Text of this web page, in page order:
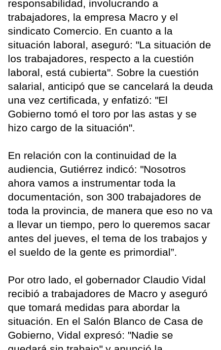
responsabilidad, involucrando a
trabajadores, la empresa Macro y el
sindicato Comercio. En cuanto a la
situación laboral, aseguró: "La situación de
los trabajadores, respecto a la cuestión
laboral, está cubierta". Sobre la cuestión
salarial, anticipó que se cancelará la deuda
una vez certificada, y enfatizó: "El
Gobierno tomó el toro por las astas y se
hizo cargo de la situación".
En relación con la continuidad de la
audiencia, Gutiérrez indicó: "Nosotros
ahora vamos a instrumentar toda la
documentación, son 300 trabajadores de
toda la provincia, de manera que eso no va
a llevar un tiempo, pero lo queremos sacar
antes del jueves, el tema de los trabajos y
el sueldo de la gente es primordial”.
Por otro lado, el gobernador Claudio Vidal
recibió a trabajadores de Macro y aseguró
que tomará medidas para abordar la
situación. En el Salón Blanco de Casa de
Gobierno, Vidal expresó: "Nadie se